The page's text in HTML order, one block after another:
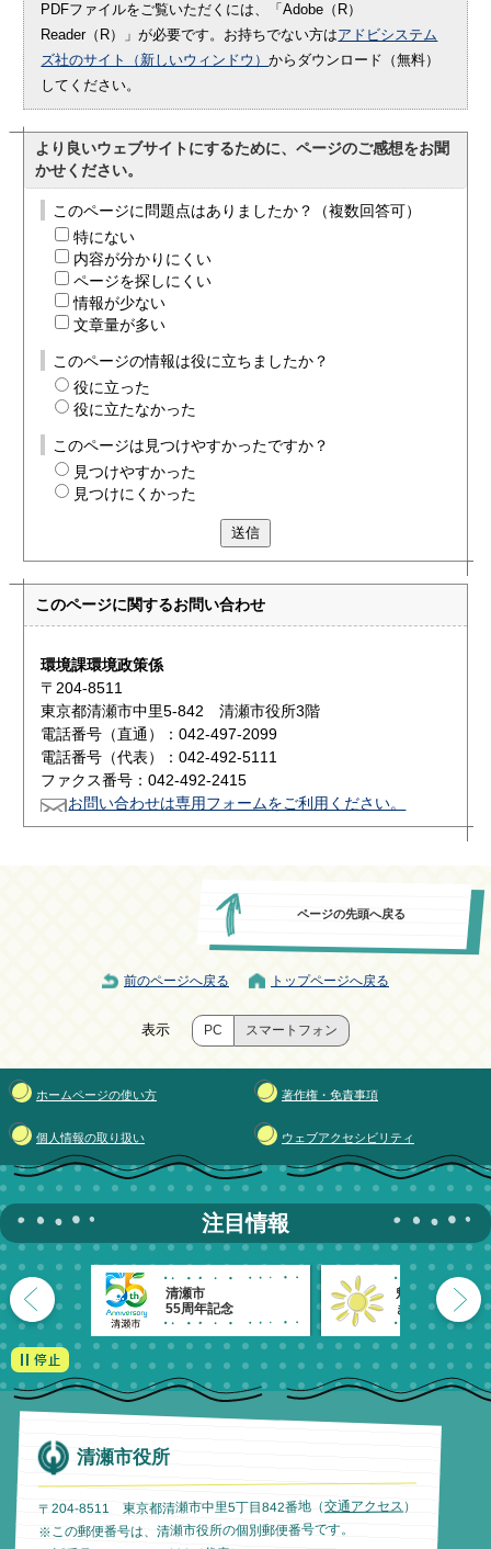
PDFファイルをご覧いただくには、「Adobe（R）
Reader（R）」が必要です。お持ちでない方はアドビシステム
ズ社のサイト（新しいウィンドウ）からダウンロード（無料）
してください。
より良いウェブサイトにするために、ページのご感想をお聞
かせください。
このページに問題点はありましたか？（複数回答可）
特にない
内容が分かりにくい
ページを探しにくい
情報が少ない
文章量が多い
このページの情報は役に立ちましたか？
役に立った
役に立たなかった
このページは見つけやすかったですか？
見つけやすかった
見つけにくかった
送信
このページに関するお問い合わせ
環境課環境政策係
〒204-8511
東京都清瀬市中里5-842 清瀬市役所3階
電話番号（直通）：042-497-2099
電話番号（代表）：042-492-5111
ファクス番号：042-492-2415
お問い合わせは専用フォームをご利用ください。
ページの先頭へ戻る
前のページへ戻る トップページへ戻る
表示 PC スマートフォン
ホームページの使い方 著作権・免責事項
個人情報の取り扱い ウェブアクセシビリティ
注目情報
清瀬市
55周年記念
魅力発信！
きよせのーと。
清瀬市役所
〒204-8511 東京都清瀬市中里5丁目842番地（交通アクセス ）
※この郵便番号は、清瀬市役所の個別郵便番号です。